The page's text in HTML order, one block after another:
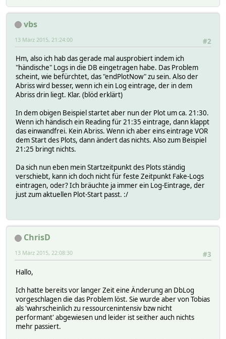
vbs
#2
13 März 2015, 21:24:00
Hm, also ich hab das gerade mal ausprobiert indem ich
"händische" Logs in die DB eingetragen habe. Das Problem
scheint, wie befürchtet, das "endPlotNow" zu sein. Also der
Abriss wird besser, wenn ich ein Log eintrage, der in dem
Abriss drin liegt. Klar. (blöd erklärt)
In dem obigen Beispiel startet aber nun der Plot um ca. 21:30.
Wenn ich händisch ein Reading für 21:35 eintrage, dann klappt
das einwandfrei. Kein Abriss. Wenn ich aber eins eintrage VOR
dem Start des Plots, dann ändert das nichts. Also zum Beispiel
21:25 bringt nichts.
Da sich nun eben mein Startzeitpunkt des Plots ständig
verschiebt, kann ich doch nicht für feste Zeitpunkt Fake-Logs
eintragen, oder? Ich bräuchte ja immer ein Log-Eintrage, der
just zum aktuellen Plot-Start passt. :/
ChrisD
#3
13 März 2015, 22:08:30
Hallo,
Ich hatte bereits vor langer Zeit eine Änderung an DbLog
vorgeschlagen die das Problem löst. Sie wurde aber von Tobias
als 'wahrscheinlich zu ressourcenintensiv bzw nicht
performant' abgewiesen und leider ist seither auch nichts
mehr passiert.